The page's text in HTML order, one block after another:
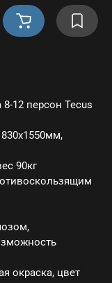
12 персон Tecus
90кг
окраска, цвет